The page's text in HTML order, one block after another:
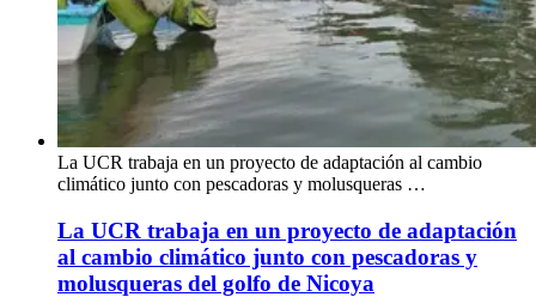
La UCR trabaja en un proyecto de adaptación al cambio
climático junto con pescadoras y molusqueras …
La UCR trabaja en un proyecto de adaptación
al cambio climático junto con pescadoras y
molusqueras del golfo de Nicoya